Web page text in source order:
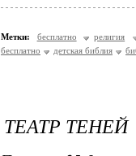
Метки: бесплатно
религия
бесплатно
детская библия
ТЕАТР ТЕНЕЙ